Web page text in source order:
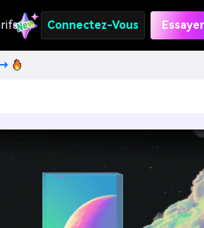
Connectez-Vous